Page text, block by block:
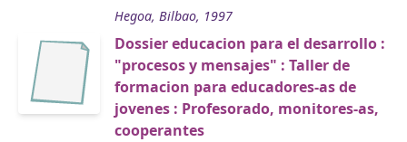
Hegoa, Bilbao, 1997
Dossier educacion para el desarrollo :
"procesos y mensajes" : Taller de
formacion para educadores-as de
jovenes : Profesorado, monitores-as,
cooperantes